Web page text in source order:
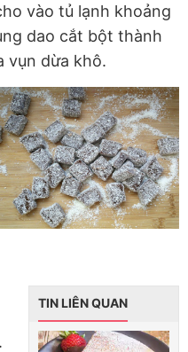
vào tủ lạnh khoảng
dao cắt bột thành
vụn dừa khô.
TIN LIÊN QUAN